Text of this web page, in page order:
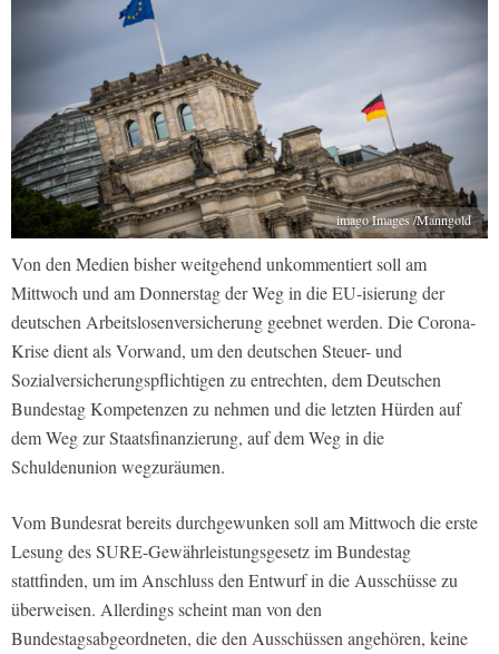
imago Images /Manngold
Von den Medien bisher weitgehend unkommentiert soll am
Mittwoch und am Donnerstag der Weg in die EU-isierung der
deutschen Arbeitslosenversicherung geebnet werden. Die Corona-
Krise dient als Vorwand, um den deutschen Steuer- und
Sozialversicherungspflichtigen zu entrechten, dem Deutschen
Bundestag Kompetenzen zu nehmen und die letzten Hürden auf
dem Weg zur Staatsfinanzierung, auf dem Weg in die
Schuldenunion wegzuräumen.
Vom Bundesrat bereits durchgewunken soll am Mittwoch die erste
Lesung des SURE-Gewährleistungsgesetz im Bundestag
stattfinden, um im Anschluss den Entwurf in die Ausschüsse zu
überweisen. Allerdings scheint man von den
Bundestagsabgeordneten, die den Ausschüssen angehören, keine